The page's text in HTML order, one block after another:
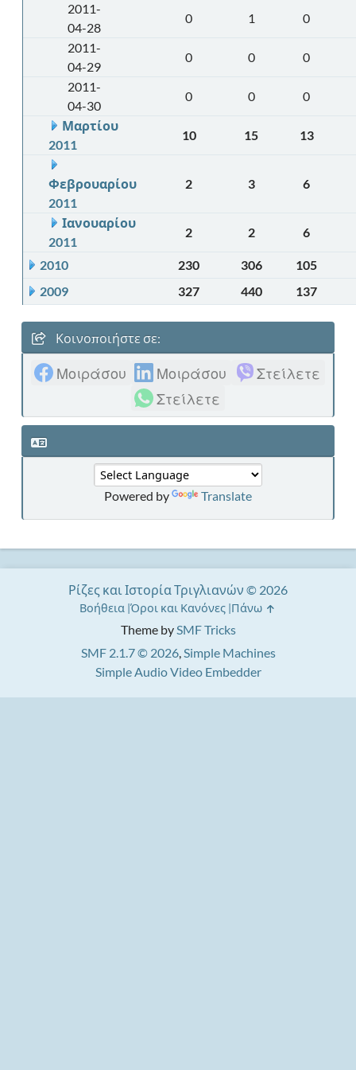
2011-
04-28
0 1
0
2011-
04-29
0 0
0
2011-
04-30
0 0
0
Μαρτίου
2011
10 15 13
Φεβρουαρίου
2011
2 3 6
Ιανουαρίου
2011
2 2 6
2010 230 306
105
2009
327 440 137
Κοινοποιήστε σε:
Μοιράσου Μοιράσου
Στείλετε
Στείλετε
Powered by Translate
Theme bySMF Tricks
SMF 2.1.7 © 2026,Simple Machines
Simple Audio Video Embedder
Ρίζες και Ιστορία Τριγλιανών © 2026
Βοήθεια Όροι και Κανόνες Πάνω